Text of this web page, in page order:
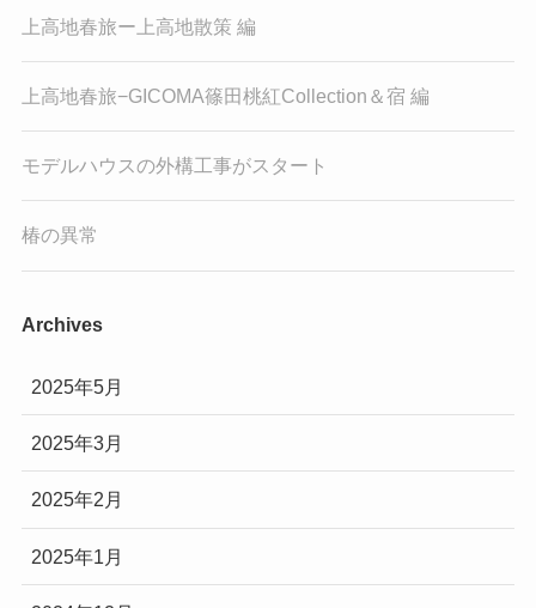
上高地春旅ー上高地散策 編
上高地春旅−GICOMA篠田桃紅Collection＆宿 編
モデルハウスの外構工事がスタート
椿の異常
Archives
2025年5月
2025年3月
2025年2月
2025年1月